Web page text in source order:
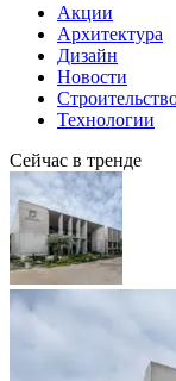
Акции
Архитектура
Дизайн
Новости
Технологии
Сейчас в тренде